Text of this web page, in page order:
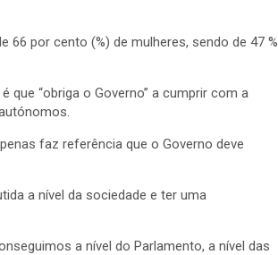
por cento (%) de mulheres, sendo de 47 %
que “obriga o Governo” a cumprir com a
faz referência que o Governo deve
a nível da sociedade e ter uma
a nível do Parlamento, a nível das